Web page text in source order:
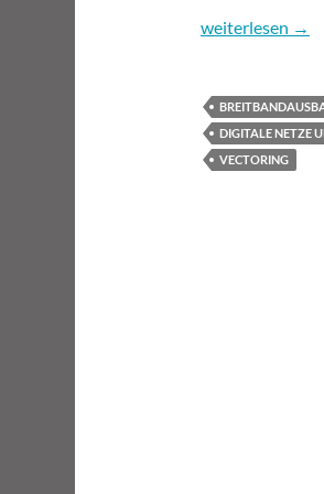
Interview mit
weiterlesen →
DIGITALE NETZE
VECTORING